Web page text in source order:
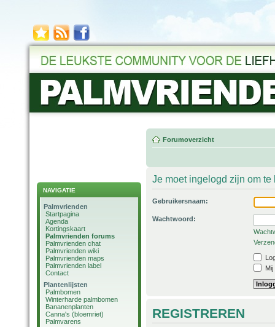
NAVIGATIE
Palmvrienden
Startpagina
Agenda
Kortingskaart
Palmvrienden forums
Palmvrienden chat
Palmvrienden wiki
Palmvrienden maps
Palmvrienden label
Contact
Plantenlijsten
Palmbomen
Winterharde palmbomen
Bananenplanten
Canna's (bloemriet)
Palmvarens
Forumoverzicht
Je moet ingelogd zijn om
Gebruikersnaam:
Wachtwoord:
REGISTREREN